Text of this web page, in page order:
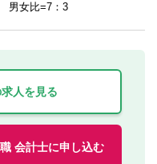
男女比=7：3
人を見る
会計士に申し込む